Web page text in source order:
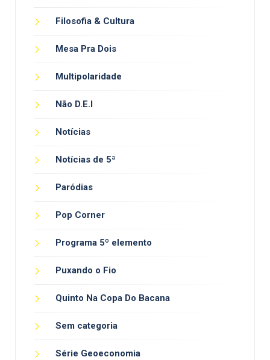
Filosofia & Cultura
Mesa Pra Dois
Multipolaridade
Não D.E.I
Notícias
Notícias de 5ª
Paródias
Pop Corner
Programa 5º elemento
Puxando o Fio
Quinto Na Copa Do Bacana
Sem categoria
Série Geoeconomia